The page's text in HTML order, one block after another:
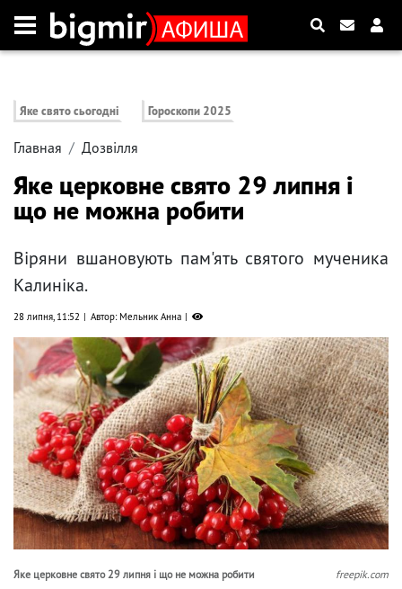
Яке свято сьогодні Гороскопи 2025
Главная Дозвілля
Яке церковне свято 29 липня і
що не можна робити
Віряни вшановують пам'ять святого мученика
Калиніка.
28 липня, 11:52 Автор: Мельник Анна
Яке церковне свято 29 липня і що не можна робити freepik.com